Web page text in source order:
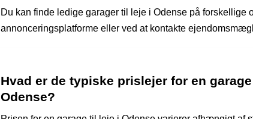
Du kan finde ledige garager til leje i Odense på forskellige
annonceringsplatforme eller ved at kontakte
Hvad er de typiske prislejer for en
Odense?